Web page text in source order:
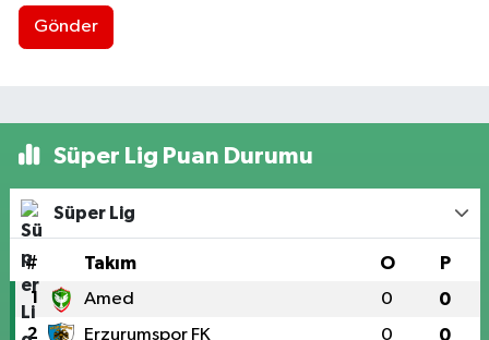
Gönder
Süper Lig Puan Durumu
Süper Lig
# Takım O P
1 Amed 0 0
2 Erzurumspor FK 0 0